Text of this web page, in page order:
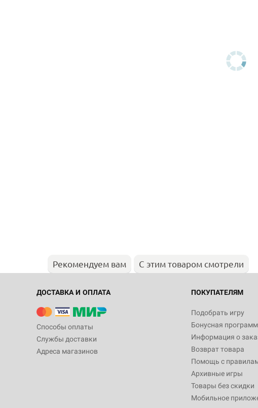
Рекомендуем вам С этим товаром смотрели
ДОСТАВКА И ОПЛАТА
Способы оплаты
Службы доставки
Адреса магазинов
ПОКУПАТЕЛЯМ
Подобрать игру
Бонусная
Информация о
Возврат товара
Помощь с
Архивные игры
Товары без скидки
Мобильное